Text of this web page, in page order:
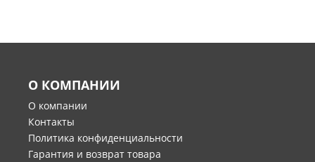
О КОМПАНИИ
О компании
Контакты
Политика конфиденциальности
Гарантия и возврат товара